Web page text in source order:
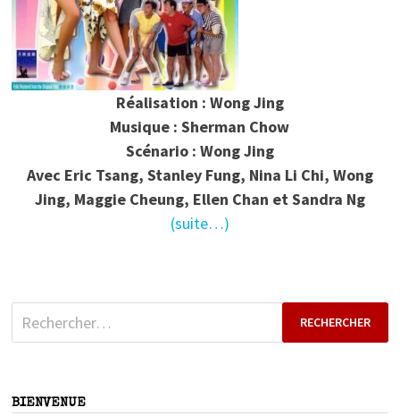
Réalisation : Wong Jing
Musique : Sherman Chow
Scénario : Wong Jing
Avec Eric Tsang, Stanley Fung, Nina Li Chi, Wong
Jing, Maggie Cheung, Ellen Chan et Sandra Ng
(suite…)
Rechercher :
BIENVENUE